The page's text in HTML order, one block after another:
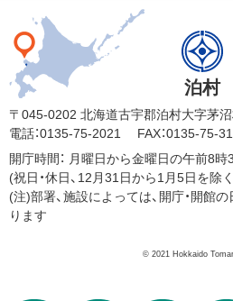
泊村
〒045-0202 北海道古宇郡泊村大字茅
電話：0135-75-2021
FAX：0135-75-
開庁時間： 月曜日から金曜日の午前8
(祝日・休日、12月31日から1月5日を除
(注)部署、施設によっては、開庁・開館
ります
© 2021 Hokkaido